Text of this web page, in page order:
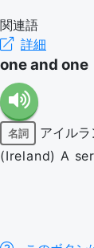
関連語
詳細
one and one
名詞
アイル
(Ireland) A